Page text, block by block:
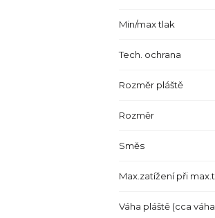
Min/max tlak
Tech. ochrana
Rozměr pláště
Rozměr
Směs
Max.zatížení při
Váha pláště (cca